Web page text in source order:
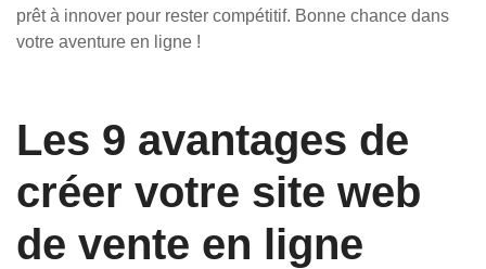
prêt à innover pour rester compétitif. Bonne chance dans
votre aventure en ligne !
Les 9 avantages de
créer votre site web
de vente en ligne